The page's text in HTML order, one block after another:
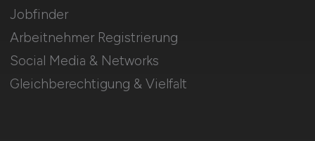
Jobfinder
Arbeitnehmer Registrierung
Social Media & Networks
Gleichberechtigung & Vielfalt